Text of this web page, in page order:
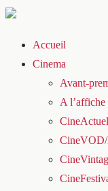
Accueil
Cinema
Avant-
A l’affiche
CineActuel